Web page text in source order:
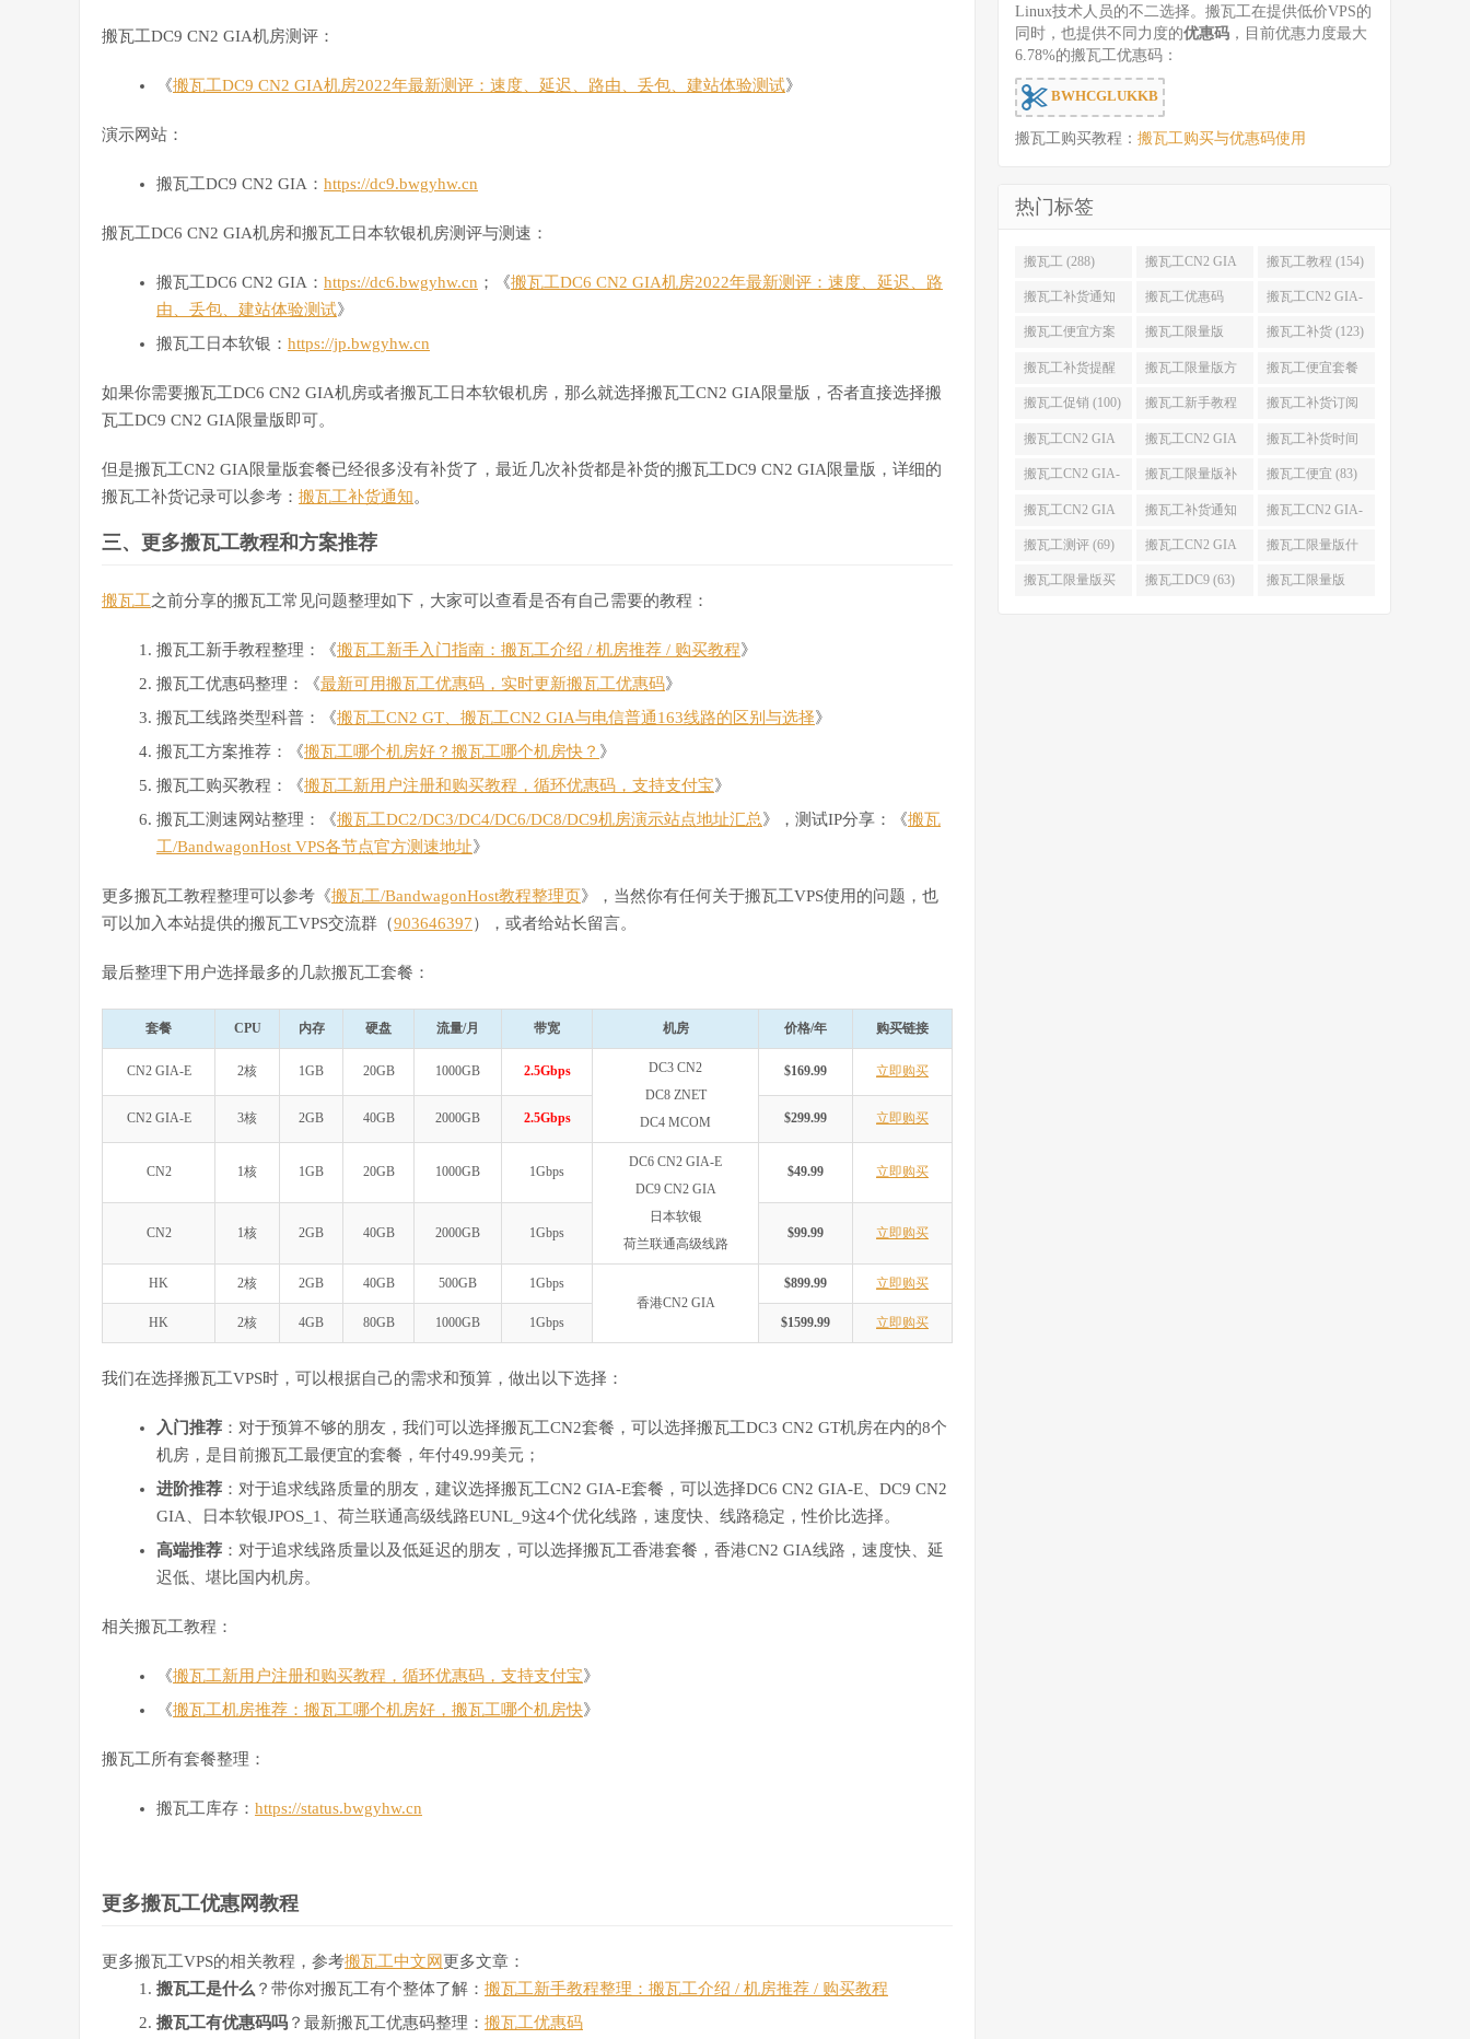
搬瓦工DC9 CN2 GIA机房测评：
《搬瓦工DC9 CN2 GIA机房2022年最新测评：速度、延迟、路由、丢包、建站体验测试》
演示网站：
搬瓦工DC9 CN2 GIA： https://dc9.bwgyhw.cn
搬瓦工DC6 CN2 GIA机房和搬瓦工日本软银机房测评与测速：
搬瓦工DC6 CN2 GIA： https://dc6.bwgyhw.cn ；《搬瓦工DC6 CN2 GIA机房2022年最新测评：速度、延迟、路
由、丢包、建站体验测试》
搬瓦工日本软银： https://jp.bwgyhw.cn
如果你需要搬瓦工DC6 CN2 GIA机房或者搬瓦工日本软银机房，那么就选择搬瓦工CN2 GIA限量版，否者直接选择搬
瓦工DC9 CN2 GIA限量版即可。
但是搬瓦工CN2 GIA限量版套餐已经很多没有补货了，最近几次补货都是补货的搬瓦工DC9 CN2 GIA限量版，详细的
搬瓦工补货记录可以参考： 搬瓦工补货通知。
三、更多搬瓦工教程和方案推荐
搬瓦工之前分享的搬瓦工常见问题整理如下，大家可以查看是否有自己需要的教程：
搬瓦工新手教程整理：《搬瓦工新手入门指南：搬瓦工介绍 / 机房推荐 / 购买教程》
搬瓦工优惠码整理：《最新可用搬瓦工优惠码，实时更新搬瓦工优惠码》
搬瓦工线路类型科普：《搬瓦工CN2 GT、搬瓦工CN2 GIA与电信普通163线路的区别与选择》
搬瓦工方案推荐：《搬瓦工哪个机房好？搬瓦工哪个机房快？ 》
搬瓦工购买教程：《搬瓦工新用户注册和购买教程，循环优惠码，支持支付宝》
搬瓦工测速网站整理：《搬瓦工DC2/DC3/DC4/DC6/DC8/DC9机房演示站点地址汇总》，测试IP分享：《搬瓦
工/BandwagonHost VPS各节点官方测速地址》
更多搬瓦工教程整理可以参考《搬瓦工/BandwagonHost教程整理页》，当然你有任何关于搬瓦工VPS使用的问题，也
可以加入本站提供的搬瓦工VPS交流群（903646397），或者给站长留言。
最后整理下用户选择最多的几款搬瓦工套餐：
套餐 CPU 内存 硬盘 流量/月 带宽 机房 价格/年 购买链接
CN2 GIA-E 2核 1GB 20GB 1000GB 2.5Gbps
DC3 CN2
DC8 ZNET
DC4 MCOM
$169.99 立即购买
CN2 GIA-E 3核 2GB 40GB 2000GB 2.5Gbps $299.99 立即购买
CN2 1核 1GB 20GB 1000GB 1Gbps
DC6 CN2 GIA-E
DC9 CN2 GIA
日本软银
荷兰联通高级线路
$49.99 立即购买
CN2 1核 2GB 40GB 2000GB 1Gbps $99.99 立即购买
HK 2核 2GB 40GB 500GB
1Gbps
香港CN2 GIA
$899.99 立即购买
HK 2核 4GB 80GB 1000GB 1Gbps $1599.99 立即购买
我们在选择搬瓦工VPS时，可以根据自己的需求和预算，做出以下选择：
入门推荐 ：对于预算不够的朋友，我们可以选择搬瓦工CN2套餐，可以选择搬瓦工DC3 CN2 GT机房在内的8个
机房，是目前搬瓦工最便宜的套餐，年付49.99美元；
进阶推荐 ：对于追求线路质量的朋友，建议选择搬瓦工CN2 GIA-E套餐，可以选择DC6 CN2 GIA-E、DC9 CN2
GIA、日本软银JPOS_1、荷兰联通高级线路EUNL_9这4个优化线路，速度快、线路稳定，性价比选择。
高端推荐 ：对于追求线路质量以及低延迟的朋友，可以选择搬瓦工香港套餐，香港CN2 GIA线路，速度快、延
迟低、堪比国内机房。
相关搬瓦工教程：
《搬瓦工新用户注册和购买教程，循环优惠码，支持支付宝》
《搬瓦工机房推荐：搬瓦工哪个机房好，搬瓦工哪个机房快》
搬瓦工所有套餐整理：
搬瓦工库存： https://status.bwgyhw.cn
更多搬瓦工优惠网教程
更多搬瓦工VPS的相关教程，参考搬瓦工中文网 更多文章：
搬瓦工是什么 ？带你对搬瓦工有个整体了解： 搬瓦工新手教程整理：搬瓦工介绍 / 机房推荐 / 购买教程
搬瓦工有优惠码吗 ？最新搬瓦工优惠码整理： 搬瓦工优惠码
Linux技术人员的不二选择。搬瓦工在提供低价VPS的
同时，也提供不同力度的优惠码 ，目前优惠力度最大
6.78%的搬瓦工优惠码：
BWHCGLUKKB
搬瓦工购买教程： 搬瓦工购买与优惠码使用
热门标签
搬瓦工 (288) 搬瓦工CN2 GIA
(176)
搬瓦工教程 (154)
搬瓦工补货通知
(132)
搬瓦工优惠码
(131)
搬瓦工CN2 GIA-
E (130)
搬瓦工便宜方案
(128)
搬瓦工限量版
(126)
搬瓦工补货 (123)
搬瓦工补货提醒
(106)
搬瓦工限量版方
案 (106)
搬瓦工便宜套餐
(103)
搬瓦工促销 (100) 搬瓦工新手教程
(98)
搬瓦工补货订阅
(98)
搬瓦工CN2 GIA
便宜方案 (92)
搬瓦工CN2 GIA
限量版 (90)
搬瓦工补货时间
(89)
搬瓦工CN2 GIA-
E限量版 (84)
搬瓦工限量版补
货 (84)
搬瓦工便宜 (83)
搬瓦工CN2 GIA
优惠 (82)
搬瓦工补货通知
QQ群 (76)
搬瓦工CN2 GIA-
E便宜套餐 (76)
搬瓦工测评 (69) 搬瓦工CN2 GIA
限量版补货 (67)
搬瓦工限量版什
么时候补货 (67)
搬瓦工限量版买 搬瓦工DC9 (63) 搬瓦工限量版